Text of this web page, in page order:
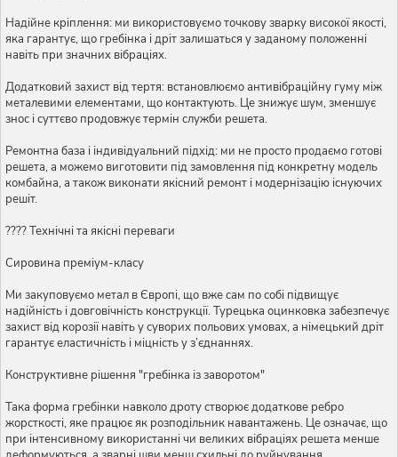
Надійне кріплення: ми використовуємо точкову зварку високої якості,
яка гарантує, що гребінка і дріт залишаться у заданому положенні
навіть при значних вібраціях.
Додатковий захист від тертя: встановлюємо антивібраційну гуму між
металевими елементами, що контактують. Це знижує шум, зменшує
знос і суттєво продовжує термін служби решета.
Ремонтна база і індивідуальний підхід: ми не просто продаємо готові
решета, а можемо виготовити під замовлення під конкретну модель
комбайна, а також виконати якісний ремонт і модернізацію існуючих
решіт.
???? Технічні та якісні переваги
Сировина преміум-класу
Ми закуповуємо метал в Європі, що вже сам по собі підвищує
надійність і довговічність конструкції. Турецька оцинковка забезпечує
захист від корозії навіть у суворих польових умовах, а німецький дріт
гарантує еластичність і міцність у з’єднаннях.
Конструктивне рішення "гребінка із заворотом"
Така форма гребінки навколо дроту створює додаткове ребро
жорсткості, яке працює як розподільник навантажень. Це означає, що
при інтенсивному використанні чи великих вібраціях решета менше